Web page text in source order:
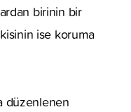
birinin bir
ise koruma
düzenlenen